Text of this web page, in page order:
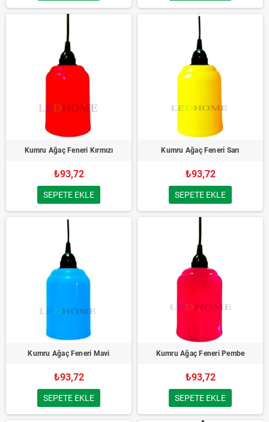
Kumru Ağaç Feneri Kırmızı
₺93,72
SEPETE EKLE
Kumru Ağaç Feneri Sarı
₺93,72
SEPETE EKLE
Kumru Ağaç Feneri Mavi
₺93,72
SEPETE EKLE
Kumru Ağaç Feneri Pembe
₺93,72
SEPETE EKLE